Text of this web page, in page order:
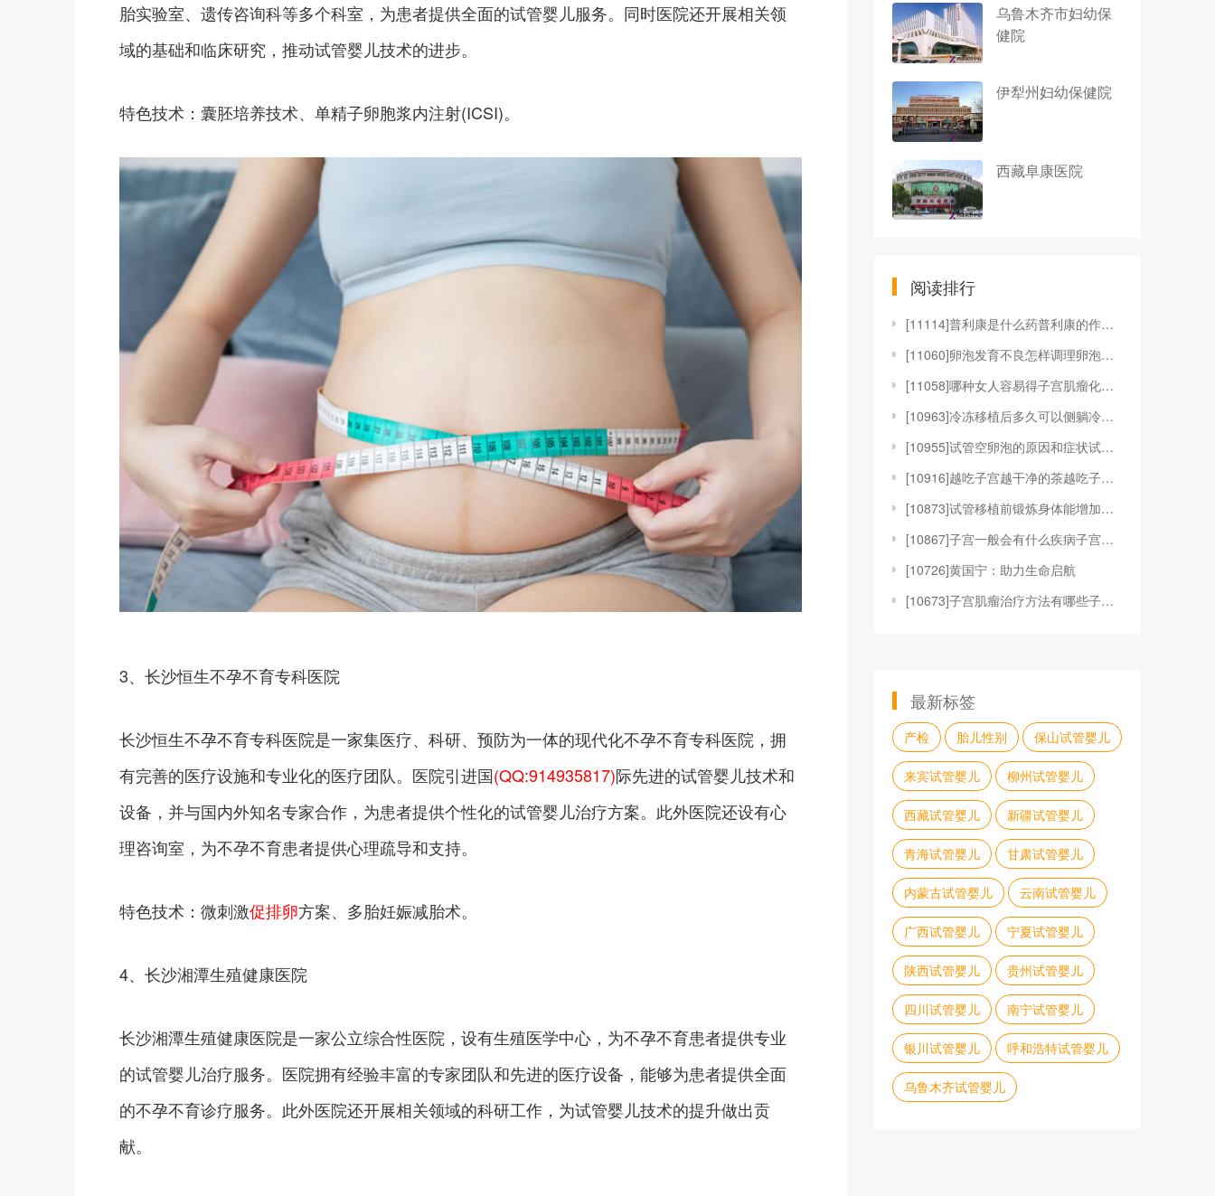
胎实验室、遗传咨询科等多个科室，为患者提供全面的试管婴儿服务。同时医院还开展相关领
域的基础和临床研究，推动试管婴儿技术的进步。
特色技术：囊胚培养技术、单精子卵胞浆内注射(ICSI)。
3、长沙恒生不孕不育专科医院
长沙恒生不孕不育专科医院是一家集医疗、科研、预防为一体的现代化不孕不育专科医院，拥
有完善的医疗设施和专业化的医疗团队。医院引进国(QQ:914935817)际先进的试管婴儿技术和
设备，并与国内外知名专家合作，为患者提供个性化的试管婴儿治疗方案。此外医院还设有心
理咨询室，为不孕不育患者提供心理疏导和支持。
特色技术：微刺激促排卵方案、多胎妊娠减胎术。
4、长沙湘潭生殖健康医院
长沙湘潭生殖健康医院是一家公立综合性医院，设有生殖医学中心，为不孕不育患者提供专业
的试管婴儿治疗服务。医院拥有经验丰富的专家团队和先进的医疗设备，能够为患者提供全面
的不孕不育诊疗服务。此外医院还开展相关领域的科研工作，为试管婴儿技术的提升做出贡
献。
乌鲁木齐市妇幼保
健院
伊犁州妇幼保健院
西藏阜康医院
阅读排行
[11114]普利康是什么药普利康的作用和疗效是什么普
[11060]卵泡发育不良怎样调理卵泡发育不良是什么原
[11058]哪种女人容易得子宫肌瘤化解子宫肌瘤的食物
[10963]冷冻移植后多久可以侧躺冷冻胚胎移植后可以
[10955]试管空卵泡的原因和症状试管促排空卵泡怎么
[10916]越吃子宫越干净的茶越吃子宫越干净的食物人
[10873]试管移植前锻炼身体能增加成功率吗试管移植
[10867]子宫一般会有什么疾病子宫一般会有哪些问题
[10726]黄国宁：助力生命启航
[10673]子宫肌瘤治疗方法有哪些子宫肌瘤的治疗方法
最新标签
产检 胎儿性别 保山试管婴儿
来宾试管婴儿 柳州试管婴儿
西藏试管婴儿 新疆试管婴儿
青海试管婴儿 甘肃试管婴儿
内蒙古试管婴儿 云南试管婴儿
广西试管婴儿 宁夏试管婴儿
陕西试管婴儿 贵州试管婴儿
四川试管婴儿 南宁试管婴儿
银川试管婴儿 呼和浩特试管婴儿
乌鲁木齐试管婴儿